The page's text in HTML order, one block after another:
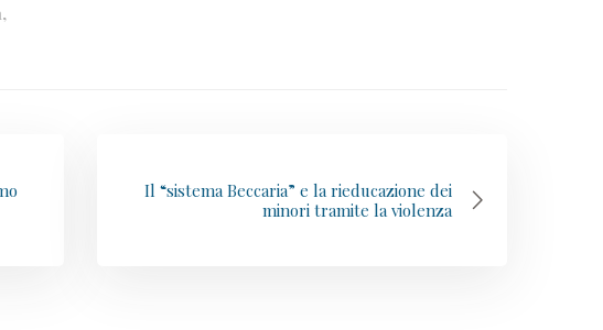
,
Il “sistema Beccaria” e la rieducazione dei
minori tramite la violenza